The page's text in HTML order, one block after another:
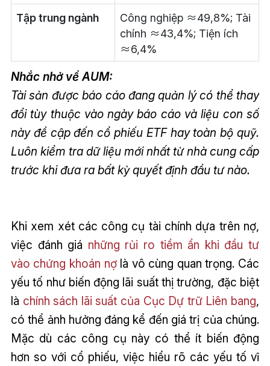
Tập trung ngành
Công nghiệp ≈49,8%; Tài
chính ≈43,4%; Tiện ích
≈6,4%
Nhắc nhở về AUM:
Tài sản được báo cáo đang quản lý có thể thay
đổi tùy thuộc vào ngày báo cáo và liệu con số
này đề cập đến cổ phiếu ETF hay toàn bộ quỹ.
Luôn kiểm tra dữ liệu mới nhất từ nhà cung cấp
trước khi đưa ra bất kỳ quyết định đầu tư nào.
Khi xem xét các công cụ tài chính dựa trên nợ,
việc đánh giá những rủi ro tiềm ẩn khi đầu tư
vào chứng khoán nợlà vô cùng quan trọng. Các
yếu tố như biến động lãi suất thị trường, đặc biệt
là chính sách lãi suất của Cục Dự trữ Liên bang,
có thể ảnh hưởng đáng kể đến giá trị của chúng.
Mặc dù các công cụ này có thể ít biến động
hơn so với cổ phiếu, việc hiểu rõ các yếu tố vĩ